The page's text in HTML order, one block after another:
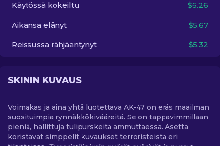
Käytössä kokeiltu $6.26
Aikansa elänyt $5.67
Reissussa rähjääntynyt $5.32
SKININ KUVAUS
Voimakas ja aina yhtä luotettava AK-47 on eräs maailman
suosituimpia rynnäkkökivääreitä. Se on tappavimmillaan
pieniä, hallittuja tulipurskeita ammuttaessa. Asetta
koristavat simppelit kuvaukset terroristeista eri